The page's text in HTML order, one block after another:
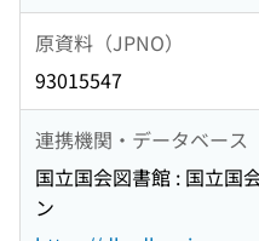
原資料（JPNO）
93015547
連携機関・データベース
国立国会図書館 : 国立国
ン